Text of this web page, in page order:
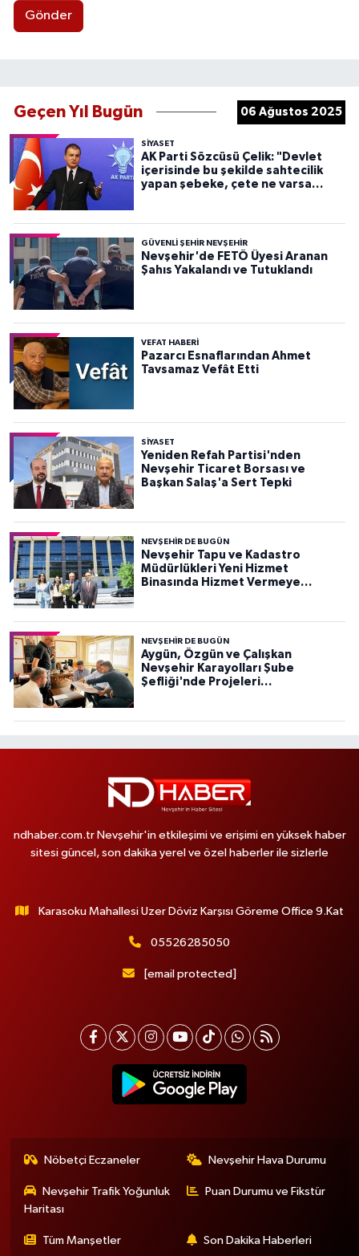
Gönder
Geçen Yıl Bugün 06 Ağustos 2025
SIYASET
AK Parti Sözcüsü Çelik: "Devlet
içerisinde bu şekilde sahtecilik
yapan şebeke, çete ne varsa
GÜVENLI ŞEHIR NEVŞEHIR
Nevşehir'de FETÖ Üyesi Aranan
Şahıs Yakalandı ve Tutuklandı
VEFAT HABERI
Pazarcı Esnaflarından Ahmet
Tavsamaz Vefât Etti
SIYASET
Yeniden Refah Partisi'nden
Nevşehir Ticaret Borsası ve
Başkan Salaş'a Sert Tepki
NEVŞEHIR DE BUGÜN
Nevşehir Tapu ve Kadastro
Müdürlükleri Yeni Hizmet
Binasında Hizmet Vermeye
NEVŞEHIR DE BUGÜN
Aygün, Özgün ve Çalışkan
Nevşehir Karayolları Şube
Şefliği'nde Projeleri
ndhaber.com.tr Nevşehir'in etkileşimi ve erişimi en yüksek haber
sitesi güncel, son dakika yerel ve özel haberler ile sizlerle
Karasoku Mahallesi Uzer Döviz Karşısı Göreme Office 9.Kat
05526285050
[email protected]
Nöbetçi Eczaneler Nevşehir Hava Durumu
Nevşehir Trafik Yoğunluk
Haritası
Puan Durumu ve Fikstür
Tüm Manşetler Son Dakika Haberleri